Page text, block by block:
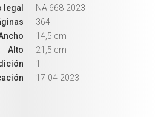
legal
NA 668-2023
364
14,5 cm
Alto
21,5 cm
1
17-04-2023